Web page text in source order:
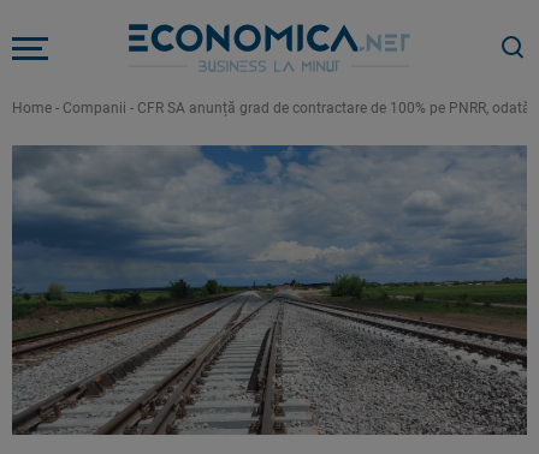
Home - Companii - CFR SA anunță grad de contractare de 100% pe PNRR,